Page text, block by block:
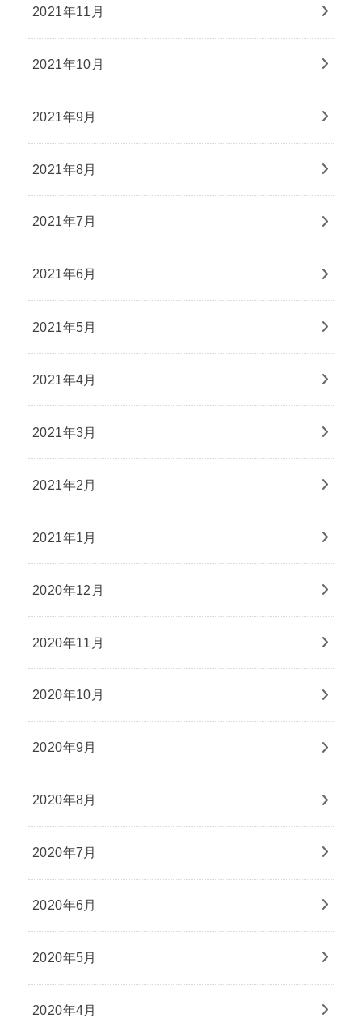
2021年11月
2021年10月
2021年9月
2021年8月
2021年7月
2021年6月
2021年5月
2021年4月
2021年3月
2021年2月
2021年1月
2020年12月
2020年11月
2020年10月
2020年9月
2020年8月
2020年7月
2020年6月
2020年5月
2020年4月